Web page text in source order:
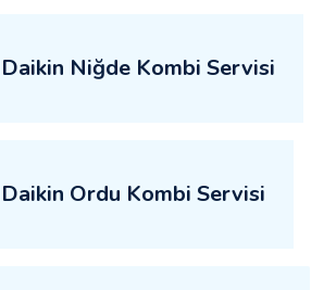
Daikin Niğde Kombi Servisi
Daikin Ordu Kombi Servisi